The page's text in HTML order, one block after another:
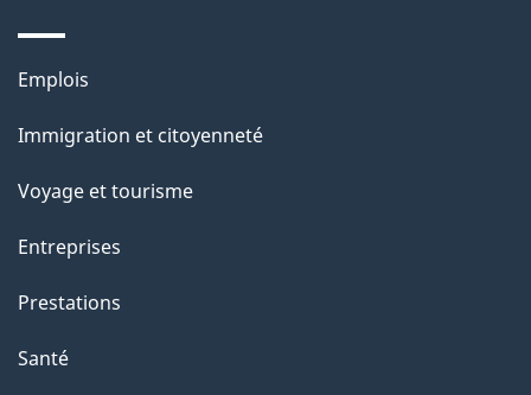
s
u
r
e
t
e
p
Thèmes
sujets
Emplois
Immigration et citoyenneté
Voyage et tourisme
Entreprises
Prestations
Santé